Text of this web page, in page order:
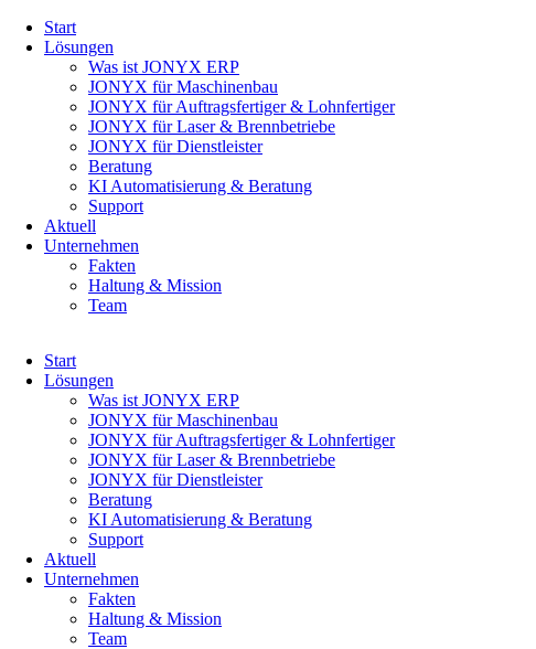
überspringen
Start
Lösungen
Was ist JONYX ERP
JONYX für Maschinenbau
JONYX für Auftragsfertiger & Lohnfertiger
JONYX für Laser & Brennbetriebe
JONYX für Dienstleister
Beratung
KI Automatisierung & Beratung
Support
Aktuell
Unternehmen
Fakten
Haltung & Mission
Team
überspringen
Start
Lösungen
Was ist JONYX ERP
JONYX für Maschinenbau
JONYX für Auftragsfertiger & Lohnfertiger
JONYX für Laser & Brennbetriebe
JONYX für Dienstleister
Beratung
KI Automatisierung & Beratung
Support
Aktuell
Unternehmen
Fakten
Haltung & Mission
Team